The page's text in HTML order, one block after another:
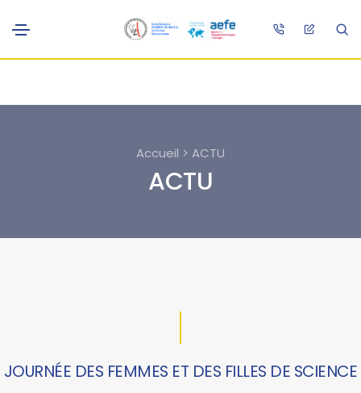
Accueil > ACTU
ACTU
JOURNÉE DES FEMMES ET DES FILLES DE SCIENCE